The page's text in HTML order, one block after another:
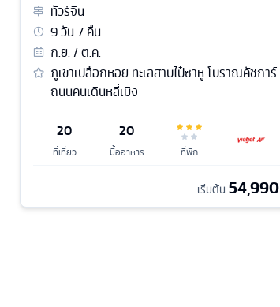
ทัวร์จีน
9วัน7คืน
ก.ย. / ต.ค.
ภูเขาเปลือกหอย ทะเลสาบไป๋ซาหู โบราณคัชการ์
ถนนคนเดินหลี่เมิง
20
ที่เที่ยว
20
มื้ออาหาร ที่พัก
เริ่มต้น 54,990